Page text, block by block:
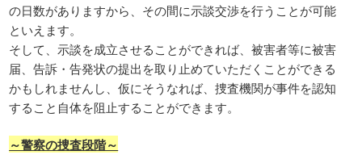
の日数がありますから、その間に示談交渉を行うことが可能
といえます。
そして、示談を成立させることができれば、被害者等に被害
届、告訴・告発状の提出を取り止めていただくことができる
かもしれませんし、仮にそうなれば、捜査機関が事件を認知
すること自体を阻止することができます。
～警察の捜査段階～